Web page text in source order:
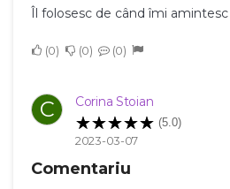
Îl folosesc de când îmi amintesc
0 0 0
C Corina Stoian
(5.0)
2023-03-07
Comentariu